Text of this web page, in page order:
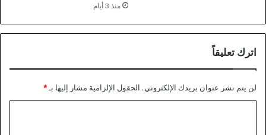
منذ 3 أيام
اترك تعليقاً
لن يتم نشر عنوان بريدك الإلكتروني. الحقول الإلزامية مشار إليها بـ*